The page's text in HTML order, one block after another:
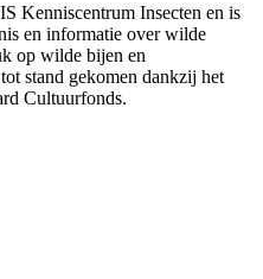
Kenniscentrum Insecten en is
en informatie over wilde
op wilde bijen en
stand gekomen dankzij het
Cultuurfonds.